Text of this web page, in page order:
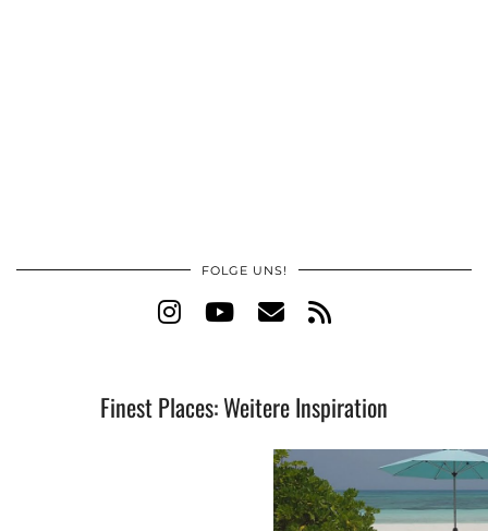
FOLGE UNS!
Finest Places: Weitere Inspiration